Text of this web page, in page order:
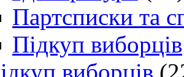
Партсписки та
Підкуп виборців
виборців